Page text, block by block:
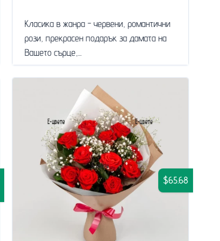
Класика в жанра - червени, романтични
рози, прекрасен подарък за дамата на
Вашето сърце,...
$65.68